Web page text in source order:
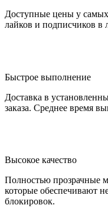
Доступные цены у самых
лайков и подписчиков в
Быстрое выполнение
Доставка в
заказа. Среднее время
Высокое качество
Полностью прозрачные
которые обеспечивают
блокировок.